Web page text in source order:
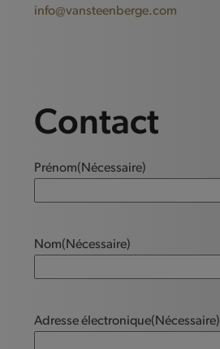
info@vansteenberge.com
Contact
Prénom(Nécessaire)
Nom(Nécessaire)
Adresse électronique(Nécessaire)